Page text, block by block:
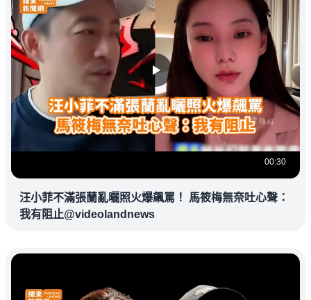
00:30
汪小菲不滿張蘭亂曬照火爆飆罵！ 馬筱梅無奈吐心聲：
我有阻止@videolandnews